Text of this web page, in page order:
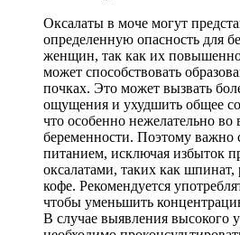
Оксалаты в моче могут
определенную опасность для
женщин, так как их
может способствовать
почках. Это может вызвать
ощущения и ухудшить общее
что особенно нежелательно во
беременности. Поэтому важно
питанием, исключая избыток
оксалатами, таких как шпинат,
кофе. Рекомендуется
чтобы уменьшить
В случае выявления высокого